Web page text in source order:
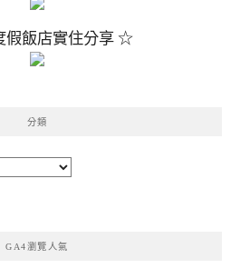
假飯店實住分享 ☆
分類
GA4瀏覽人氣